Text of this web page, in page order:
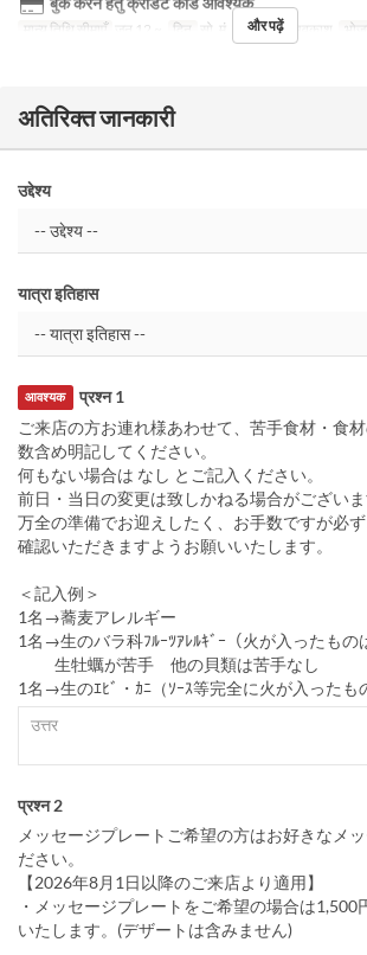
मान्य तिथि सीमाएँ जून 12 ~ दिन सो, मं, गु, शु, श, स, अवकाश
और पढ़ें
अतिरिक्त जानकारी
उद्देश्य
यात्रा इतिहास
प्रश्न 1
आवश्यक
ご来店の方お連れ様あわせて、苦手食材・食
数含め明記してください。
何もない場合は なし とご記入ください。
前日・当日の変更は致しかねる場合がございま
万全の準備でお迎えしたく、お手数ですが必
確認いただきますようお願いいたします。
＜記入例＞
1名→蕎麦アレルギー
1名→生のバラ科ﾌﾙｰﾂｱﾚﾙｷﾞｰ（火が入ったもの
生牡蠣が苦手 他の貝類は苦手なし
1名→生のｴﾋﾞ・ｶﾆ（ｿｰｽ等完全に火が入ったも
प्रश्न 2
メッセージプレートご希望の方はお好きなメ
ださい。
【2026年8月1日以降のご来店より適用】
・メッセージプレートをご希望の場合は1,500
いたします。(デザートは含みません)